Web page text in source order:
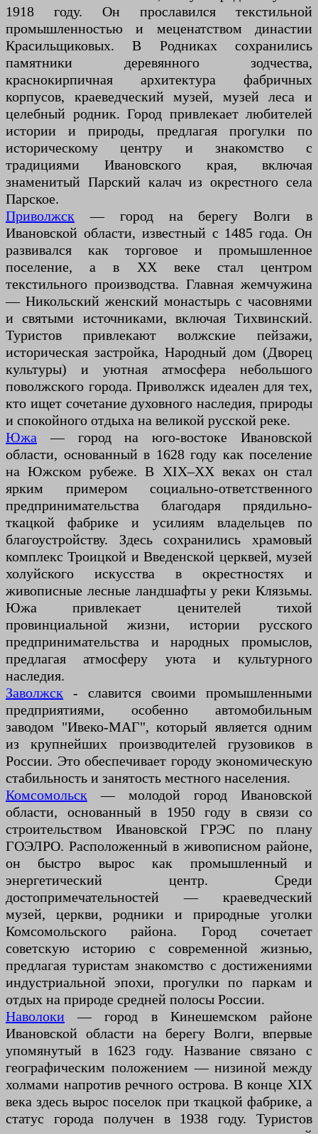
1918 году. Он прославился текстильной
промышленностью и меценатством династии
Красильщиковых. В Родниках сохранились
памятники деревянного зодчества,
краснокирпичная архитектура фабричных
корпусов, краеведческий музей, музей леса и
целебный родник. Город привлекает любителей
истории и природы, предлагая прогулки по
историческому центру и знакомство с
традициями Ивановского края, включая
знаменитый Парский калач из окрестного села
Парское.
Приволжск — город на берегу Волги в
Ивановской области, известный с 1485 года. Он
развивался как торговое и промышленное
поселение, а в XX веке стал центром
текстильного производства. Главная жемчужина
— Никольский женский монастырь с часовнями
и святыми источниками, включая Тихвинский.
Туристов привлекают волжские пейзажи,
историческая застройка, Народный дом (Дворец
культуры) и уютная атмосфера небольшого
поволжского города. Приволжск идеален для тех,
кто ищет сочетание духовного наследия, природы
и спокойного отдыха на великой русской реке.
Южа — город на юго-востоке Ивановской
области, основанный в 1628 году как поселение
на Южском рубеже. В XIX–XX веках он стал
ярким примером социально-ответственного
предпринимательства благодаря прядильно-
ткацкой фабрике и усилиям владельцев по
благоустройству. Здесь сохранились храмовый
комплекс Троицкой и Введенской церквей, музей
холуйского искусства в окрестностях и
живописные лесные ландшафты у реки Клязьмы.
Южа привлекает ценителей тихой
провинциальной жизни, истории русского
предпринимательства и народных промыслов,
предлагая атмосферу уюта и культурного
наследия.
Заволжск - славится своими промышленными
предприятиями, особенно автомобильным
заводом "Ивеко-МАГ", который является одним
из крупнейших производителей грузовиков в
России. Это обеспечивает городу экономическую
стабильность и занятость местного населения.
Комсомольск — молодой город Ивановской
области, основанный в 1950 году в связи со
строительством Ивановской ГРЭС по плану
ГОЭЛРО. Расположенный в живописном районе,
он быстро вырос как промышленный и
энергетический центр. Среди
достопримечательностей — краеведческий
музей, церкви, родники и природные уголки
Комсомольского района. Город сочетает
советскую историю с современной жизнью,
предлагая туристам знакомство с достижениями
индустриальной эпохи, прогулки по паркам и
отдых на природе средней полосы России.
Наволоки — город в Кинешемском районе
Ивановской области на берегу Волги, впервые
упомянутый в 1623 году. Название связано с
географическим положением — низиной между
холмами напротив речного острова. В конце XIX
века здесь вырос поселок при ткацкой фабрике, а
статус города получен в 1938 году. Туристов